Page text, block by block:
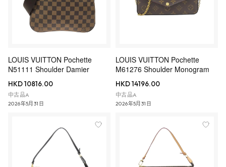
LOUIS VUITTON Pochette
N51111 Shoulder Damier
HKD 10816.00
中古品A
2026年5月31日
LOUIS VUITTON Pochette
M61276 Shoulder Monogram
HKD 14196.00
中古品A
2026年5月31日